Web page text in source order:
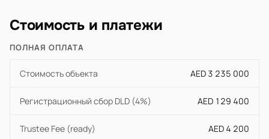
Стоимость и платежи
ПОЛНАЯ ОПЛАТА
Стоимость объекта AED 3 235 000
Регистрационный сбор DLD (4%) AED 129 400
Trustee Fee (ready) AED 4 200